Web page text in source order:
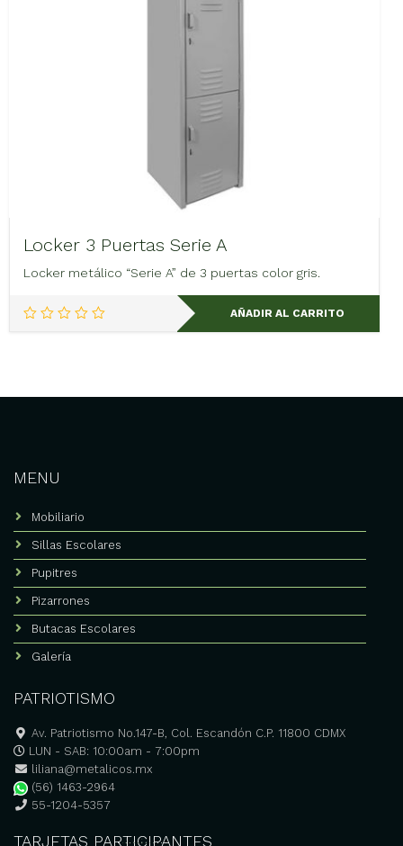
Locker 3 Puertas Serie A
Locker metálico “Serie A” de 3 puertas color gris.
AÑADIR AL CARRITO
MENU
Mobiliario
Sillas Escolares
Pupitres
Pizarrones
Butacas Escolares
Galería
PATRIOTISMO
Av. Patriotismo No.147-B, Col. Escandón C.P. 11800 CDMX
LUN - SAB: 10:00am - 7:00pm
liliana@metalicos.mx
(56) 1463-2964
55-1204-5357
TARJETAS PARTICIPANTES